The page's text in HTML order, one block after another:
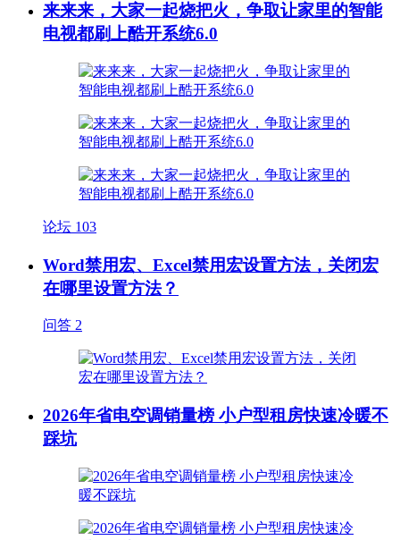
来来来，大家一起烧把火，争取让家里的智能
电视都刷上酷开系统6.0
论坛 103
Word禁用宏、Excel禁用宏设置方法，关闭宏
在哪里设置方法？
问答 2
2026年省电空调销量榜 小户型租房快速冷暖不
踩坑